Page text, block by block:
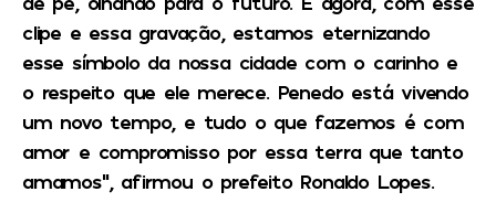
clipe e essa gravação, estamos eternizando
esse símbolo da nossa cidade com o carinho e
o respeito que ele merece. Penedo está vivendo
um novo tempo, e tudo o que fazemos é com
amor e compromisso por essa terra que tanto
amamos”, afirmou o prefeito Ronaldo Lopes.